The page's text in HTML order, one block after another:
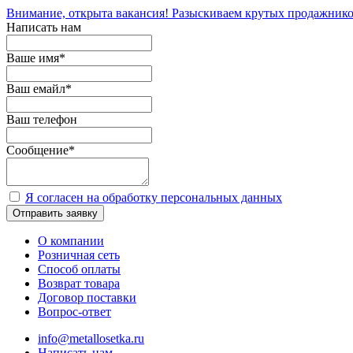
Внимание, открыта вакансия! Разыскиваем крутых
Написать нам
Ваше имя*
Ваш емайл*
Ваш телефон
Сообщение*
Я согласен на обработку персональных данных
Отправить заявку
О компании
Розничная сеть
Способ оплаты
Возврат товара
Договор поставки
Вопрос-ответ
info@metallosetka.ru